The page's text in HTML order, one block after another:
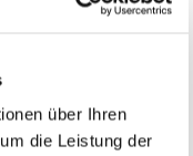
über Ihren
die Leistung der